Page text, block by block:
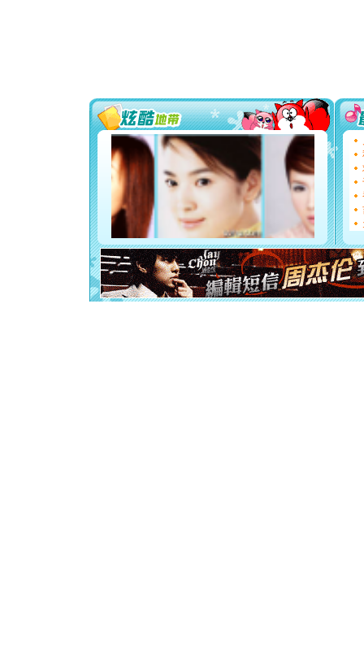
[圣诞节]
你太多
要平安！
[圣诞节]
能正大
都要快乐
[圣诞节]
如意,快
[元旦]
看
断电。
你是我专
[元旦]如
起；二是
离。水晶
[元旦]当